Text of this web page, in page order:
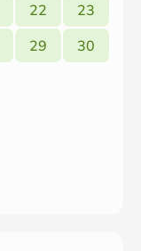
22
23
29
30